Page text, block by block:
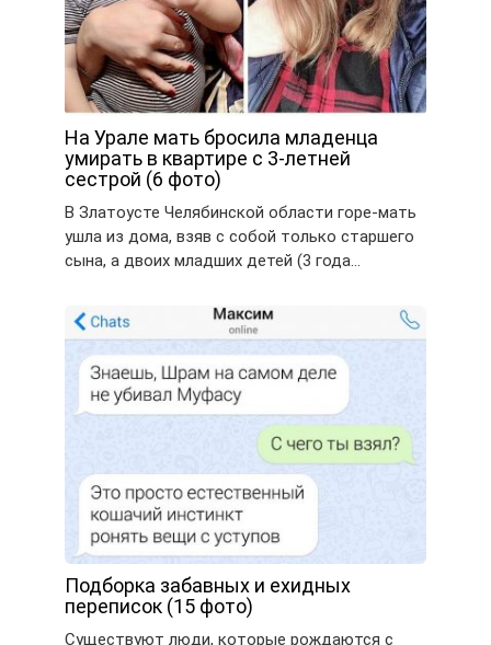
На Урале мать бросила младенца
умирать в квартире с 3-летней
сестрой (6 фото)
В Златоусте Челябинской области горе-мать
ушла из дома, взяв с собой только старшего
сына, а двоих младших детей (3 года…
Подборка забавных и ехидных
переписок (15 фото)
Существуют люди, которые рождаются с